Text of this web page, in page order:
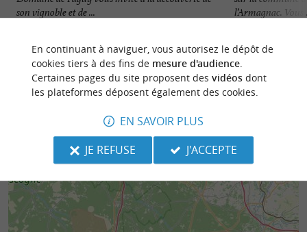
son vignoble et de ...
l’Armagnac. Vous
En continuant à naviguer, vous autorisez le dépôt de
cookies tiers à des fins de mesure d'audience.
Certaines pages du site proposent des vidéosdont
les plateformes déposent également des cookies.
EN SAVOIR PLUS
JE REFUSE
J'ACCEPTE